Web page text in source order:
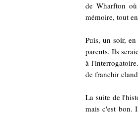
de Wharfton
mémoire, tout
Puis, un soir,
parents. Ils
à
de franchir
La suite de
mais c'est bon.